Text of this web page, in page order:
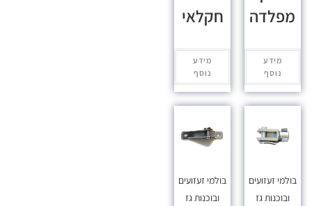
מפלדה
מידע
נוסף
חקלאי
מידע
נוסף
בולמי זעזועים
ובוכנות גז
בולמי זעזועים
ובוכנות גז